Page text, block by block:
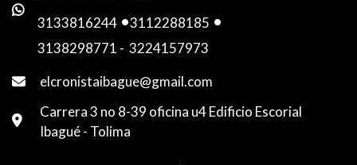
3133816244 -3112288185 -
3138298771 - 3224157973
elcronistaibague@gmail.com
Carrera 3 no 8-39 oficina u4 Edificio Escorial
Ibagué - Tolima